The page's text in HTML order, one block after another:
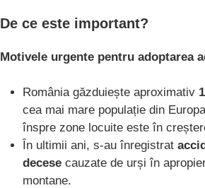
De ce este important?
Motivele urgente pentru adoptarea
România găzduiește aproximativ
cea mai mare populație din
înspre zone locuite este în
În ultimii ani, s-au înregistrat
decese cauzate de urși în
montane.